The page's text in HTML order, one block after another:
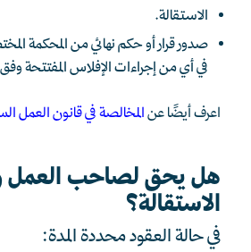
الاستقالة.
صدور قرار أو حكم نهائي من المحكمة
في أي من إجراءات الإفلاس المفتتحة
اعرف أيضًا عنالمخالصة في قانون العمل
هل يحق لصاحب
الاستقالة؟
في حالة العقود محددة المدة: